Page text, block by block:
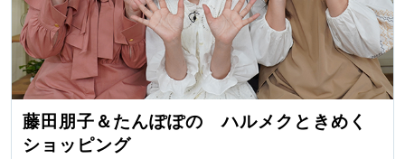
藤田朋子＆たんぽぽの ハルメクときめく
ショッピング